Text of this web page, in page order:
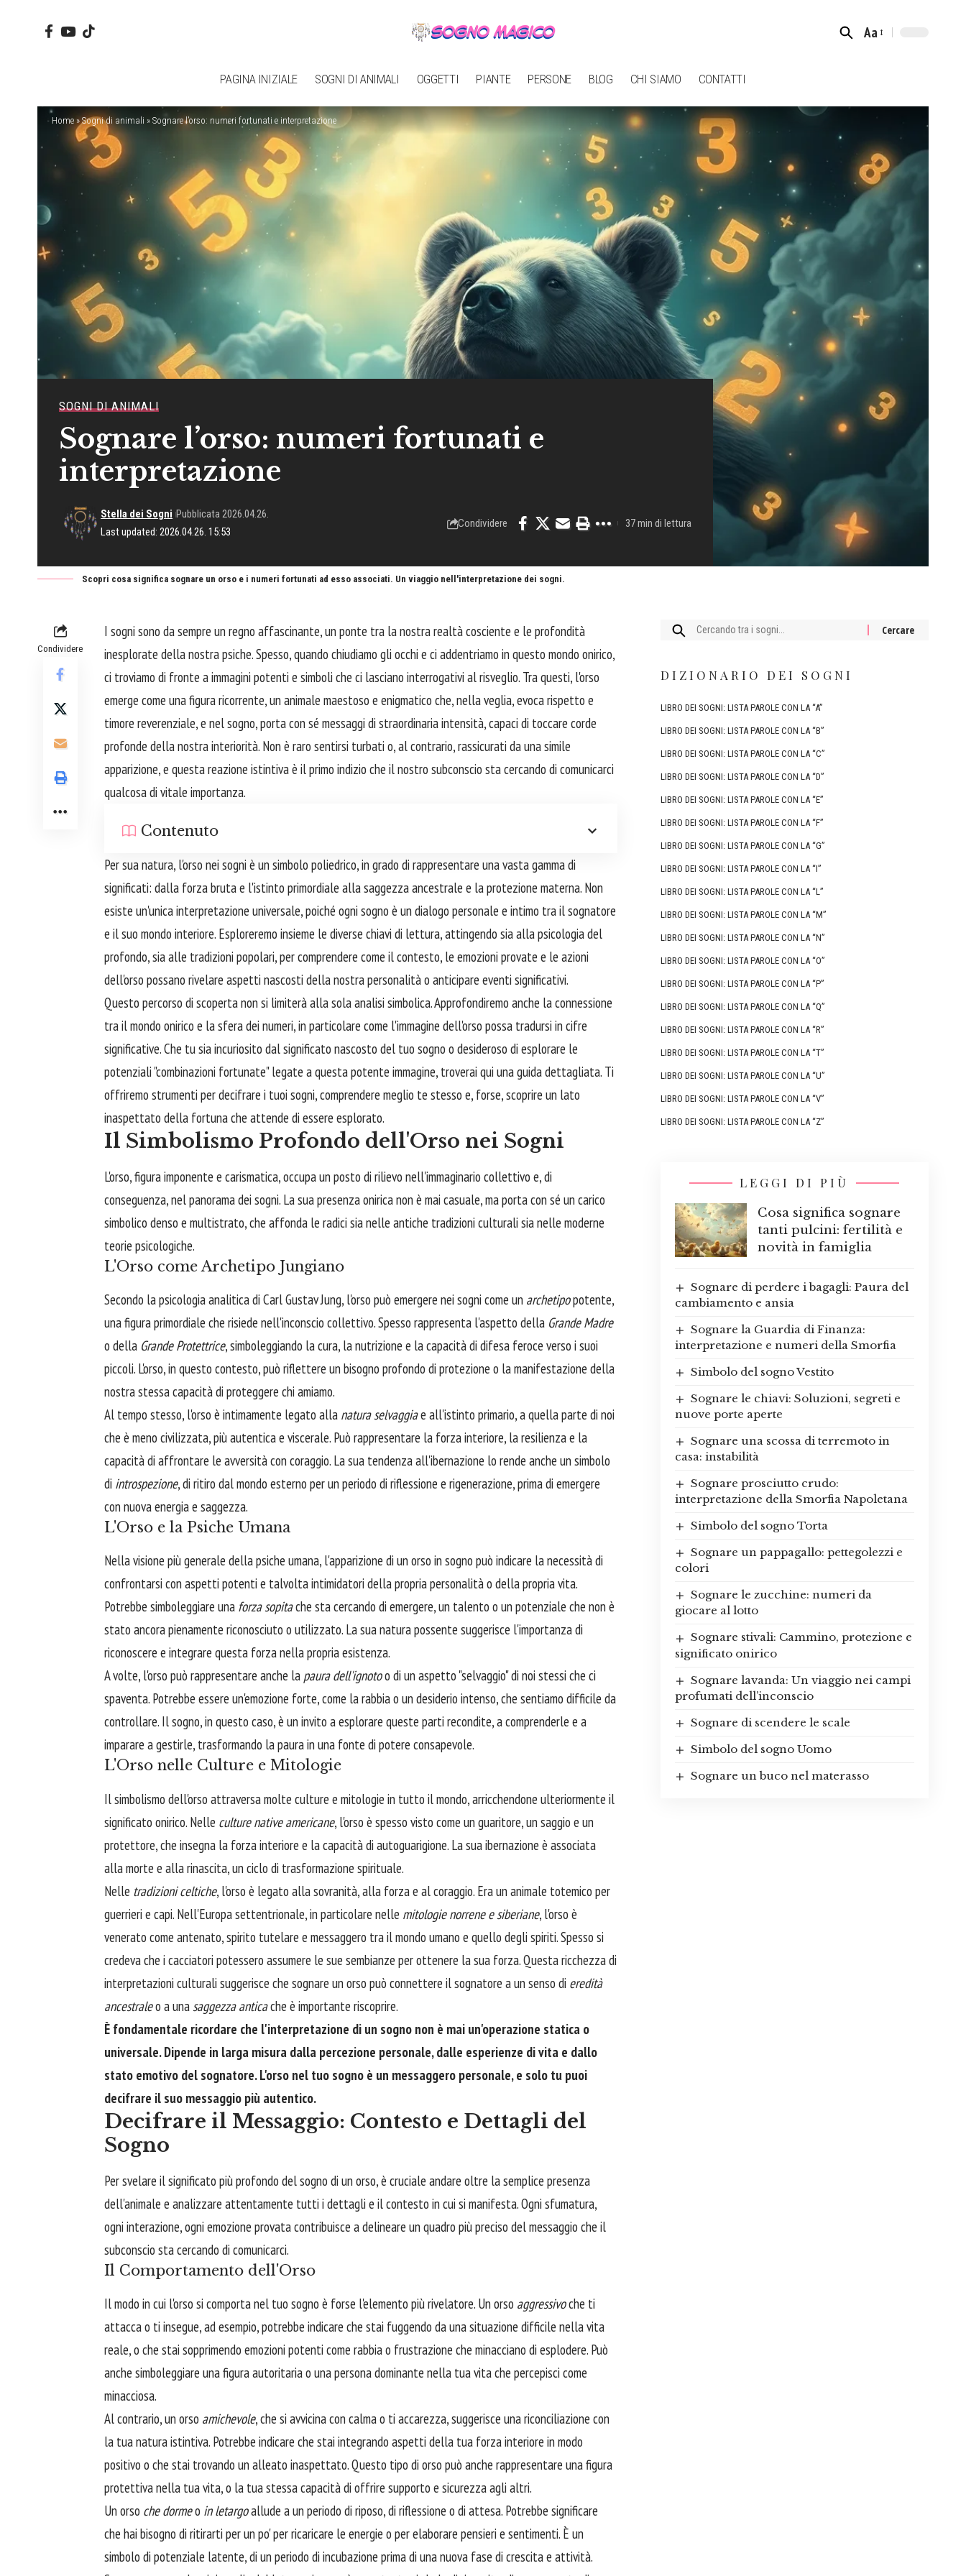
Font
Aa
PAGINA INIZIALE SOGNI DI ANIMALI OGGETTI PIANTE PERSONE BLOG CHI SIAMO CONTATTI
Home»Sogni di animali » Sognare l’orso: numeri fortunati e interpretazione
SOGNI DI ANIMALI
Sognare l’orso: numeri fortunati e
interpretazione
Last updated: 2026.04.26. 15:53
Stella dei Sogni Pubblicata 2026.04.26.
Condividere 37 min di lettura
Scopri cosa significa sognare un orso e i numeri fortunati ad esso associati. Un viaggio nell'interpretazione dei sogni.
Condividere
I sogni sono da sempre un regno affascinante, un ponte tra la nostra realtà cosciente e le profondità
inesplorate della nostra psiche. Spesso, quando chiudiamo gli occhi e ci addentriamo in questo mondo onirico,
ci troviamo di fronte a immagini potenti e simboli che ci lasciano interrogativi al risveglio. Tra questi, l'orso
emerge come una figura ricorrente, un animale maestoso e enigmatico che, nella veglia, evoca rispetto e
timore reverenziale, e nel sogno, porta con sé messaggi di straordinaria intensità, capaci di toccare corde
profonde della nostra interiorità. Non è raro sentirsi turbati o, al contrario, rassicurati da una simile
apparizione, e questa reazione istintiva è il primo indizio che il nostro subconscio sta cercando di comunicarci
qualcosa di vitale importanza.
Contenuto
Per sua natura, l'orso nei sogni è un simbolo poliedrico, in grado di rappresentare una vasta gamma di
significati: dalla forza bruta e l'istinto primordiale alla saggezza ancestrale e la protezione materna. Non
esiste un'unica interpretazione universale, poiché ogni sogno è un dialogo personale e intimo tra il sognatore
e il suo mondo interiore. Esploreremo insieme le diverse chiavi di lettura, attingendo sia alla psicologia del
profondo, sia alle tradizioni popolari, per comprendere come il contesto, le emozioni provate e le azioni
dell'orso possano rivelare aspetti nascosti della nostra personalità o anticipare eventi significativi.
Questo percorso di scoperta non si limiterà alla sola analisi simbolica. Approfondiremo anche la connessione
tra il mondo onirico e la sfera dei numeri, in particolare come l'immagine dell'orso possa tradursi in cifre
significative. Che tu sia incuriosito dal significato nascosto del tuo sogno o desideroso di esplorare le
potenziali "combinazioni fortunate" legate a questa potente immagine, troverai qui una guida dettagliata. Ti
offriremo strumenti per decifrare i tuoi sogni, comprendere meglio te stesso e, forse, scoprire un lato
inaspettato della fortuna che attende di essere esplorato.
Il Simbolismo Profondo dell'Orso nei Sogni
L'orso, figura imponente e carismatica, occupa un posto di rilievo nell'immaginario collettivo e, di
conseguenza, nel panorama dei sogni. La sua presenza onirica non è mai casuale, ma porta con sé un carico
simbolico denso e multistrato, che affonda le radici sia nelle antiche tradizioni culturali sia nelle moderne
teorie psicologiche.
L'Orso come Archetipo Jungiano
Secondo la psicologia analitica di Carl Gustav Jung, l'orso può emergere nei sogni come un archetipopotente,
una figura primordiale che risiede nell'inconscio collettivo. Spesso rappresenta l'aspetto della Grande Madre
o della Grande Protettrice, simboleggiando la cura, la nutrizione e la capacità di difesa feroce verso i suoi
piccoli. L'orso, in questo contesto, può riflettere un bisogno profondo di protezione o la manifestazione della
nostra stessa capacità di proteggere chi amiamo.
Al tempo stesso, l'orso è intimamente legato alla natura selvaggiae all'istinto primario, a quella parte di noi
che è meno civilizzata, più autentica e viscerale. Può rappresentare la forza interiore, la resilienza e la
capacità di affrontare le avversità con coraggio. La sua tendenza all'ibernazione lo rende anche un simbolo
di introspezione, di ritiro dal mondo esterno per un periodo di riflessione e rigenerazione, prima di emergere
con nuova energia e saggezza.
L'Orso e la Psiche Umana
Nella visione più generale della psiche umana, l'apparizione di un orso in sogno può indicare la necessità di
confrontarsi con aspetti potenti e talvolta intimidatori della propria personalità o della propria vita.
Potrebbe simboleggiare una forza sopitache sta cercando di emergere, un talento o un potenziale che non è
stato ancora pienamente riconosciuto o utilizzato. La sua natura possente suggerisce l'importanza di
riconoscere e integrare questa forza nella propria esistenza.
A volte, l'orso può rappresentare anche la paura dell'ignotoo di un aspetto "selvaggio" di noi stessi che ci
spaventa. Potrebbe essere un'emozione forte, come la rabbia o un desiderio intenso, che sentiamo difficile da
controllare. Il sogno, in questo caso, è un invito a esplorare queste parti recondite, a comprenderle e a
imparare a gestirle, trasformando la paura in una fonte di potere consapevole.
L'Orso nelle Culture e Mitologie
Il simbolismo dell'orso attraversa molte culture e mitologie in tutto il mondo, arricchendone ulteriormente il
significato onirico. Nelle culture native americane, l'orso è spesso visto come un guaritore, un saggio e un
protettore, che insegna la forza interiore e la capacità di autoguarigione. La sua ibernazione è associata
alla morte e alla rinascita, un ciclo di trasformazione spirituale.
Nelle tradizioni celtiche, l'orso è legato alla sovranità, alla forza e al coraggio. Era un animale totemico per
guerrieri e capi. Nell'Europa settentrionale, in particolare nelle mitologie norrene e siberiane, l'orso è
venerato come antenato, spirito tutelare e messaggero tra il mondo umano e quello degli spiriti. Spesso si
credeva che i cacciatori potessero assumere le sue sembianze per ottenere la sua forza. Questa ricchezza di
interpretazioni culturali suggerisce che sognare un orso può connettere il sognatore a un senso di eredità
ancestraleo a una saggezza anticache è importante riscoprire.
È fondamentale ricordare che l'interpretazione di un sogno non è mai un'operazione statica o
universale. Dipende in larga misura dalla percezione personale, dalle esperienze di vita e dallo
stato emotivo del sognatore. L'orso nel tuo sogno è un messaggero personale, e solo tu puoi
decifrare il suo messaggio più autentico.
Decifrare il Messaggio: Contesto e Dettagli del
Sogno
Per svelare il significato più profondo del sogno di un orso, è cruciale andare oltre la semplice presenza
dell'animale e analizzare attentamente tutti i dettagli e il contesto in cui si manifesta. Ogni sfumatura,
ogni interazione, ogni emozione provata contribuisce a delineare un quadro più preciso del messaggio che il
subconscio sta cercando di comunicarci.
Il Comportamento dell'Orso
Il modo in cui l'orso si comporta nel tuo sogno è forse l'elemento più rivelatore. Un orso aggressivoche ti
attacca o ti insegue, ad esempio, potrebbe indicare che stai fuggendo da una situazione difficile nella vita
reale, o che stai sopprimendo emozioni potenti come rabbia o frustrazione che minacciano di esplodere. Può
anche simboleggiare una figura autoritaria o una persona dominante nella tua vita che percepisci come
minacciosa.
Al contrario, un orso amichevole, che si avvicina con calma o ti accarezza, suggerisce una riconciliazione con
la tua natura istintiva. Potrebbe indicare che stai integrando aspetti della tua forza interiore in modo
positivo o che stai trovando un alleato inaspettato. Questo tipo di orso può anche rappresentare una figura
protettiva nella tua vita, o la tua stessa capacità di offrire supporto e sicurezza agli altri.
Un orso che dormeo in letargoallude a un periodo di riposo, di riflessione o di attesa. Potrebbe significare
che hai bisogno di ritirarti per un po' per ricaricare le energie o per elaborare pensieri e sentimenti. È un
simbolo di potenziale latente, di un periodo di incubazione prima di una nuova fase di crescita e attività.
Cercare:
DIZIONARIO DEI SOGNI
LIBRO DEI SOGNI: LISTA PAROLE CON LA “A”
LIBRO DEI SOGNI: LISTA PAROLE CON LA “B”
LIBRO DEI SOGNI: LISTA PAROLE CON LA “C”
LIBRO DEI SOGNI: LISTA PAROLE CON LA “D”
LIBRO DEI SOGNI: LISTA PAROLE CON LA “E”
LIBRO DEI SOGNI: LISTA PAROLE CON LA “F”
LIBRO DEI SOGNI: LISTA PAROLE CON LA “G”
LIBRO DEI SOGNI: LISTA PAROLE CON LA “I”
LIBRO DEI SOGNI: LISTA PAROLE CON LA “L”
LIBRO DEI SOGNI: LISTA PAROLE CON LA “M”
LIBRO DEI SOGNI: LISTA PAROLE CON LA “N”
LIBRO DEI SOGNI: LISTA PAROLE CON LA “O”
LIBRO DEI SOGNI: LISTA PAROLE CON LA “P”
LIBRO DEI SOGNI: LISTA PAROLE CON LA “Q”
LIBRO DEI SOGNI: LISTA PAROLE CON LA “R”
LIBRO DEI SOGNI: LISTA PAROLE CON LA “T”
LIBRO DEI SOGNI: LISTA PAROLE CON LA “U”
LIBRO DEI SOGNI: LISTA PAROLE CON LA “V”
LIBRO DEI SOGNI: LISTA PAROLE CON LA “Z”
LEGGI DI PIÙ
Cosa significa sognare
tanti pulcini: fertilità e
novità in famiglia
Sognare di perdere i bagagli: Paura del
cambiamento e ansia
Sognare la Guardia di Finanza:
interpretazione e numeri della Smorfia
Simbolo del sogno Vestito
Sognare le chiavi: Soluzioni, segreti e
nuove porte aperte
Sognare una scossa di terremoto in
casa: instabilità
Sognare prosciutto crudo:
interpretazione della Smorfia Napoletana
Simbolo del sogno Torta
Sognare un pappagallo: pettegolezzi e
colori
Sognare le zucchine: numeri da
giocare al lotto
Sognare stivali: Cammino, protezione e
significato onirico
Sognare lavanda: Un viaggio nei campi
profumati dell’inconscio
Sognare di scendere le scale
Simbolo del sogno Uomo
Sognare un buco nel materasso